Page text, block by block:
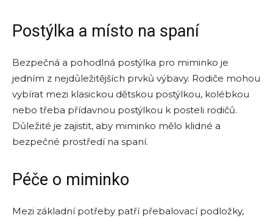
Postýlka a místo na spaní
Bezpečná a pohodlná postýlka pro miminko je
jedním z nejdůležitějších prvků výbavy. Rodiče mohou
vybírat mezi klasickou dětskou postýlkou, kolébkou
nebo třeba přídavnou postýlkou k posteli rodičů.
Důležité je zajistit, aby miminko mělo klidné a
bezpečné prostředí na spaní.
Péče o miminko
Mezi základní potřeby patří přebalovací podložky,